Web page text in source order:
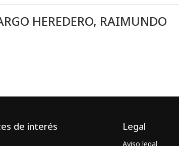
HEREDERO, RAIMUNDO
de interés Legal
Aviso legal